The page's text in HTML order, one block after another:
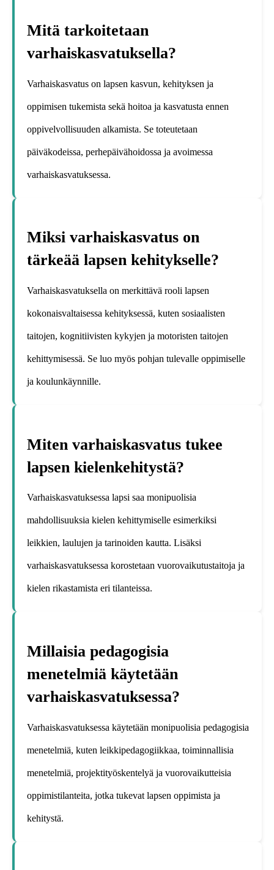
Mitä tarkoitetaan
varhaiskasvatuksella?
Varhaiskasvatus on lapsen kasvun, kehityksen ja
oppimisen tukemista sekä hoitoa ja kasvatusta ennen
oppivelvollisuuden alkamista. Se toteutetaan
päiväkodeissa, perhepäivähoidossa ja avoimessa
varhaiskasvatuksessa.
Miksi varhaiskasvatus on
tärkeää lapsen kehitykselle?
Varhaiskasvatuksella on merkittävä rooli lapsen
kokonaisvaltaisessa kehityksessä, kuten sosiaalisten
taitojen, kognitiivisten kykyjen ja motoristen taitojen
kehittymisessä. Se luo myös pohjan tulevalle oppimiselle
ja koulunkäynnille.
Miten varhaiskasvatus tukee
lapsen kielenkehitystä?
Varhaiskasvatuksessa lapsi saa monipuolisia
mahdollisuuksia kielen kehittymiselle esimerkiksi
leikkien, laulujen ja tarinoiden kautta. Lisäksi
varhaiskasvatuksessa korostetaan vuorovaikutustaitoja ja
kielen rikastamista eri tilanteissa.
Millaisia pedagogisia
menetelmiä käytetään
varhaiskasvatuksessa?
Varhaiskasvatuksessa käytetään monipuolisia pedagogisia
menetelmiä, kuten leikkipedagogiikkaa, toiminnallisia
menetelmiä, projektityöskentelyä ja vuorovaikutteisia
oppimistilanteita, jotka tukevat lapsen oppimista ja
kehitystä.